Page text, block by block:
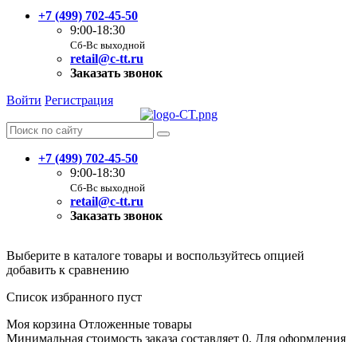
+7 (499) 702-45-50
9:00-18:30
Сб-Вс выходной
retail@c-tt.ru
Заказать звонок
Войти Регистрация
+7 (499) 702-45-50
9:00-18:30
Сб-Вс выходной
retail@c-tt.ru
Заказать звонок
Выберите в каталоге товары и воспользуйтесь опцией
добавить к сравнению
Список избранного пуст
Моя корзина Отложенные товары
Минимальная стоимость заказа составляет 0. Для оформления